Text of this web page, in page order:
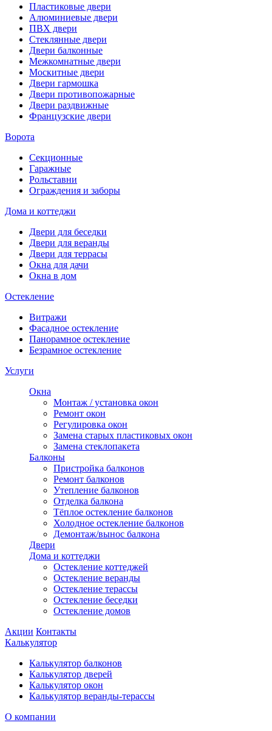
Пластиковые двери
Алюминиевые двери
ПВХ двери
Стеклянные двери
Двери балконные
Межкомнатные двери
Москитные двери
Двери гармошка
Двери противопожарные
Двери раздвижные
Французские двери
Ворота
Секционные
Гаражные
Рольставни
Ограждения и заборы
Дома и коттеджи
Двери для беседки
Двери для веранды
Двери для террасы
Окна для дачи
Окна в дом
Остекление
Витражи
Фасадное остекление
Панорамное остекление
Безрамное остекление
Услуги
Окна
Монтаж / установка окон
Ремонт окон
Регулировка окон
Замена старых пластиковых окон
Замена стеклопакета
Балконы
Пристройка балконов
Ремонт балконов
Утепление балконов
Отделка балкона
Тёплое остекление балконов
Холодное остекление балконов
Демонтаж/вынос балкона
Двери
Дома и коттеджи
Остекление коттеджей
Остекление веранды
Остекление терассы
Остекление беседки
Остекление домов
Акции Контакты
Калькулятор
Калькулятор балконов
Калькулятор дверей
Калькулятор окон
Калькулятор веранды-терассы
О компании